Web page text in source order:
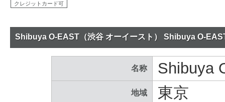
クレジットカード可
Shibuya O-EAST（渋谷 オーイースト） Shibuya O-
名称 Shibuya
地域 東京